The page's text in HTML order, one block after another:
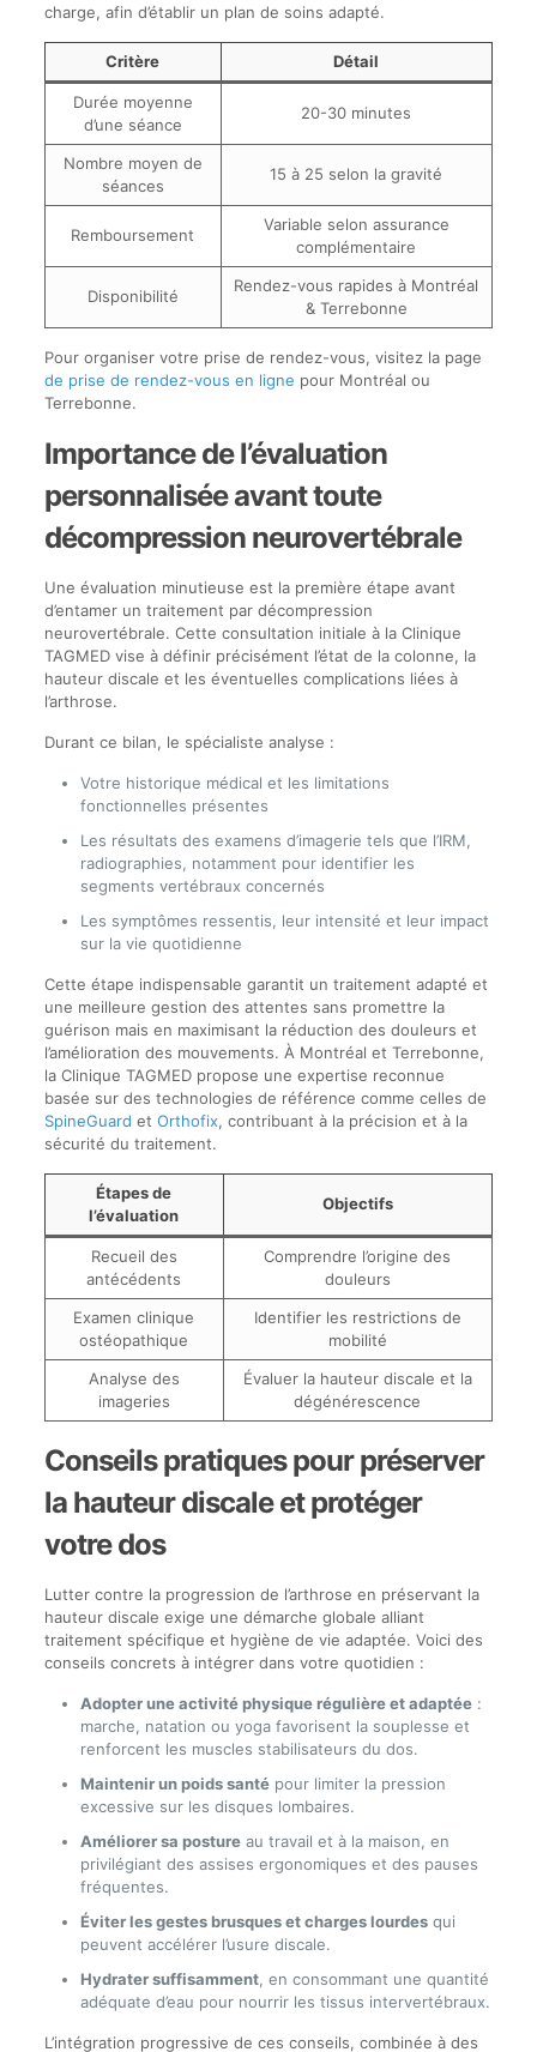
charge, afin d’établir un plan de soins adapté.
Critère Détail
Durée moyenne
d’une séance
20-30 minutes
Nombre moyen de
séances
15 à 25 selon la gravité
Remboursement
Variable selon assurance
complémentaire
Disponibilité
Rendez-vous rapides à Montréal
& Terrebonne
Pour organiser votre prise de rendez-vous, visitez la page
de prise de rendez-vous en ligne pour Montréal ou
Terrebonne.
Importance de l’évaluation
personnalisée avant toute
décompression neurovertébrale
Une évaluation minutieuse est la première étape avant
d’entamer un traitement par décompression
neurovertébrale. Cette consultation initiale à la Clinique
TAGMED vise à définir précisément l’état de la colonne, la
hauteur discale et les éventuelles complications liées à
l’arthrose.
Durant ce bilan, le spécialiste analyse :
Votre historique médical et les limitations
fonctionnelles présentes
Les résultats des examens d’imagerie tels que l’IRM,
radiographies, notamment pour identifier les
segments vertébraux concernés
Les symptômes ressentis, leur intensité et leur impact
sur la vie quotidienne
Cette étape indispensable garantit un traitement adapté et
une meilleure gestion des attentes sans promettre la
guérison mais en maximisant la réduction des douleurs et
l’amélioration des mouvements. À Montréal et Terrebonne,
la Clinique TAGMED propose une expertise reconnue
basée sur des technologies de référence comme celles de
SpineGuard et Orthofix, contribuant à la précision et à la
sécurité du traitement.
Étapes de
l’évaluation
Objectifs
Recueil des
antécédents
Comprendre l’origine des
douleurs
Examen clinique
ostéopathique
Identifier les restrictions de
mobilité
Analyse des
imageries
Évaluer la hauteur discale et la
dégénérescence
Conseils pratiques pour préserver
la hauteur discale et protéger
votre dos
Lutter contre la progression de l’arthrose en préservant la
hauteur discale exige une démarche globale alliant
traitement spécifique et hygiène de vie adaptée. Voici des
conseils concrets à intégrer dans votre quotidien :
Adopter une activité physique régulière et adaptée:
marche, natation ou yoga favorisent la souplesse et
renforcent les muscles stabilisateurs du dos.
Maintenir un poids santépour limiter la pression
excessive sur les disques lombaires.
Améliorer sa postureau travail et à la maison, en
privilégiant des assises ergonomiques et des pauses
fréquentes.
Éviter les gestes brusques et charges lourdesqui
peuvent accélérer l’usure discale.
Hydrater suffisamment, en consommant une quantité
adéquate d’eau pour nourrir les tissus intervertébraux.
L’intégration progressive de ces conseils, combinée à des